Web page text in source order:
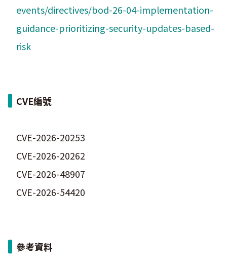
events/directives/bod-26-04-implementation-
guidance-prioritizing-security-updates-based-
risk
CVE編號
CVE-2026-20253
CVE-2026-20262
CVE-2026-48907
CVE-2026-54420
參考資料